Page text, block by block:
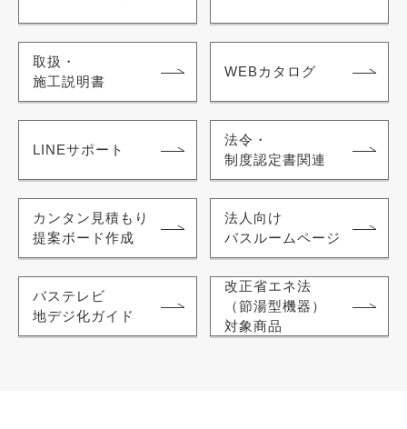
取扱・
施工説明書
WEBカタログ
LINEサポート
法令・
制度認定書関連
カンタン見積もり
提案ボード作成
法人向け
バスルームページ
バステレビ
地デジ化ガイド
改正省エネ法
（節湯型機器）
対象商品